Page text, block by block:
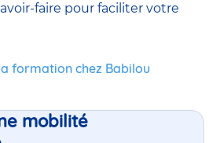
faire pour faciliter votre
formation chez Babilou
mobilité